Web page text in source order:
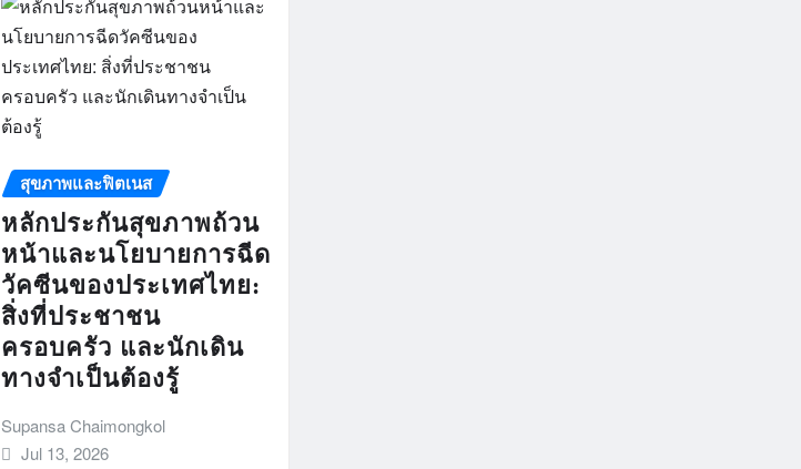
สุขภาพและฟิตเนส
หลักประกันสุขภาพถ้วน
หน้าและนโยบายการฉีด
วัคซีนของประเทศไทย:
สิ่งที่ประชาชน
ครอบครัว และนักเดิน
ทางจำเป็นต้องรู้
Supansa Chaimongkol
Jul 13, 2026